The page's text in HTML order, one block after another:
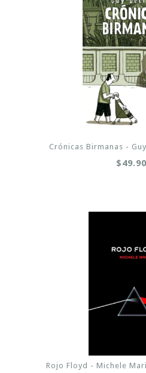
Crónicas Birmanas -
Rojo Floyd - Michele